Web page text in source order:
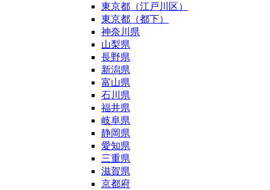
東京都（江戸川区）
東京都（都下）
神奈川県
山梨県
長野県
新潟県
富山県
石川県
福井県
岐阜県
静岡県
愛知県
三重県
滋賀県
京都府